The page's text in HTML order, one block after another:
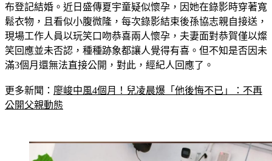
布登記結婚。近日盛傳夏宇童疑似懷孕，因她在錄影時穿著寬
鬆衣物，且看似小腹微隆，每次錄影結束後孫協志親自接送，
現場工作人員以玩笑口吻恭喜兩人懷孕，夫妻面對恭賀僅以燦
笑回應並未否認，種種跡象都讓人覺得有喜。但不知是否因未
滿3個月還無法直接公開，對此，經紀人回應了。
更多新聞： 廖峻中風4個月！兒凌晨爆「他後悔不已」：不再
公開父親動態